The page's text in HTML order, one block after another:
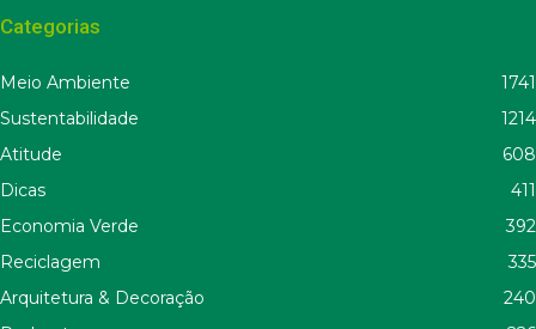
Categorias
Meio Ambiente
1741
Sustentabilidade
1214
Atitude
608
Dicas
411
Economia Verde
392
Reciclagem
335
Arquitetura & Decoração
240